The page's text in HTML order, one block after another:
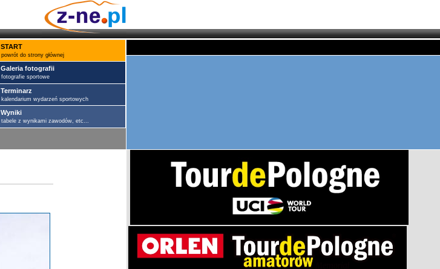
START
powrót do strony głównej
Galeria fotografii
fotografie sportowe
Terminarz
kalendarium wydarzeń sportowych
Wyniki
tabele z wynikami zawodów, etc...